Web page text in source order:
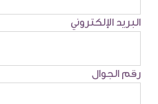
البريد الإلكتروني
رقم الجوال